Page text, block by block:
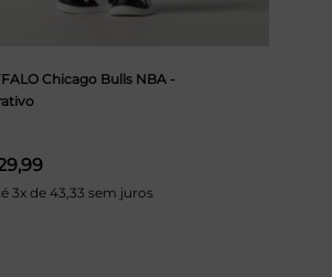
Chicago Bulls NBA -
3x de 43,33 sem juros